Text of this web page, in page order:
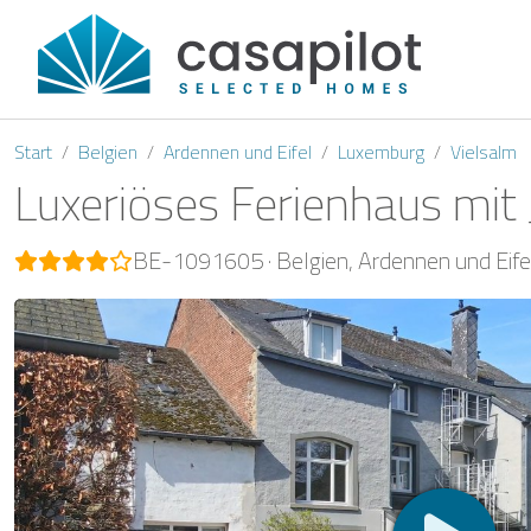
Start Belgien Ardennen und Eifel Luxemburg Vielsalm
Luxeriöses Ferienhaus
BE-1091605 Belgien Ardennen und